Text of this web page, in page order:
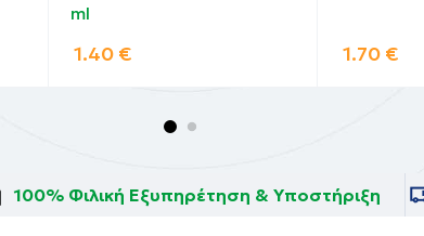
ml
1.40 € 1.70 €
100% Φιλική Εξυπηρέτηση & Υποστήριξη